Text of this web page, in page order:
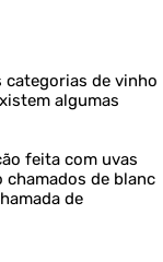
categorias de vinho
algumas
feita com uvas
chamados de blanc
de